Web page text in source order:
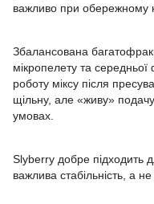
важливо при обережному
Збалансована
мікропелету та середньої
роботу міксу після
щільну, але «живу»
умовах.
Slyberry добре підходить
важлива стабільність, а